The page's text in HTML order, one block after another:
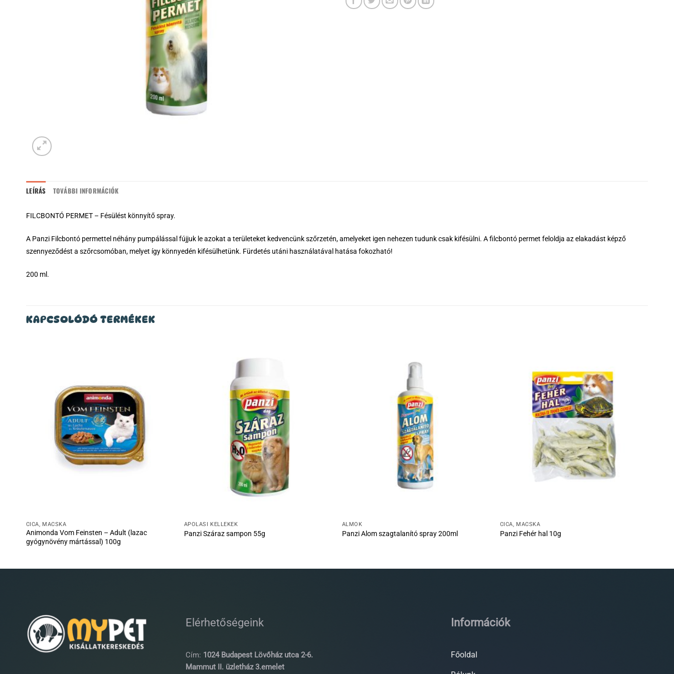
LEÍRÁS TOVÁBBI INFORMÁCIÓK
FILCBONTÓ PERMET – Fésülést könnyítő spray.
A Panzi Filcbontó permettel néhány pumpálással fújjuk le azokat a területeket kedvencünk szőrzetén, amelyeket igen nehezen tudunk csak kifésülni. A filcbontó permet feloldja az elakadást képző
szennyeződést a szőrcsomóban, melyet így könnyedén kifésülhetünk. Fürdetés utáni használatával hatása fokozható!
200 ml.
KAPCSOLÓDÓ TERMÉKEK
CICA, MACSKA
Animonda Vom Feinsten – Adult (lazac
gyógynövény mártással) 100g
ÁPOLÁSI KELLÉKEK
Panzi Száraz sampon 55g
ALMOK
Panzi Alom szagtalanító spray 200ml
CICA, MACSKA
Panzi Fehér hal 10g
Elérhetőségeink
Cím: 1024 Budapest Lövőház utca 2-6.
Mammut II. üzletház 3.emelet
Információk
Főoldal